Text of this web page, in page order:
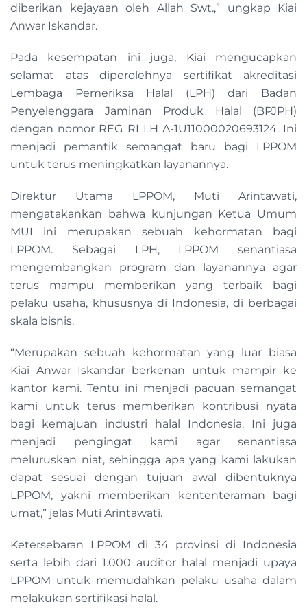
diberikan kejayaan oleh Allah Swt.,” ungkap Kiai
Anwar Iskandar.
Pada kesempatan ini juga, Kiai mengucapkan
selamat atas diperolehnya sertifikat akreditasi
Lembaga Pemeriksa Halal (LPH) dari Badan
Penyelenggara Jaminan Produk Halal (BPJPH)
dengan nomor REG RI LH A-1U11000020693124. Ini
menjadi pemantik semangat baru bagi LPPOM
untuk terus meningkatkan layanannya.
Direktur Utama LPPOM, Muti Arintawati,
mengatakankan bahwa kunjungan Ketua Umum
MUI ini merupakan sebuah kehormatan bagi
LPPOM. Sebagai LPH, LPPOM senantiasa
mengembangkan program dan layanannya agar
terus mampu memberikan yang terbaik bagi
pelaku usaha, khususnya di Indonesia, di berbagai
skala bisnis.
“Merupakan sebuah kehormatan yang luar biasa
Kiai Anwar Iskandar berkenan untuk mampir ke
kantor kami. Tentu ini menjadi pacuan semangat
kami untuk terus memberikan kontribusi nyata
bagi kemajuan industri halal Indonesia. Ini juga
menjadi pengingat kami agar senantiasa
meluruskan niat, sehingga apa yang kami lakukan
dapat sesuai dengan tujuan awal dibentuknya
LPPOM, yakni memberikan kententeraman bagi
umat,” jelas Muti Arintawati.
Ketersebaran LPPOM di 34 provinsi di Indonesia
serta lebih dari 1.000 auditor halal menjadi upaya
LPPOM untuk memudahkan pelaku usaha dalam
melakukan sertifikasi halal.